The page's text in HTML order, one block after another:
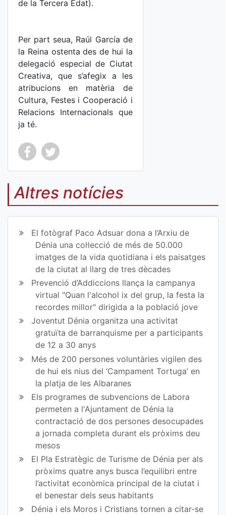
de la Tercera Edat).
Per part seua, Raúl García de
la Reina ostenta des de hui la
delegació especial de Ciutat
Creativa, que s’afegix a les
atribucions en matèria de
Cultura, Festes i Cooperació i
Relacions Internacionals que
ja té.
Co
mp
art
ir
en
Fa
ce
bo
ok
Co
mp
art
ir
en
Tw
itt
er
Altres notícies
El fotògraf Paco Adsuar dona a l’Arxiu de
Dénia una col·lecció de més de 50.000
imatges de la vida quotidiana i els paisatges
de la ciutat al llarg de tres dècades
Prevenció d’Addiccions llança la campanya
virtual "Quan l'alcohol ix del grup, la festa la
recordes millor" dirigida a la població jove
Joventut Dénia organitza una activitat
gratuïta de barranquisme per a participants
de 12 a 30 anys
Més de 200 persones voluntàries vigilen des
de hui els nius del ‘Campament Tortuga’ en
la platja de les Albaranes
Els programes de subvencions de Labora
permeten a l'Ajuntament de Dénia la
contractació de dos persones desocupades
a jornada completa durant els pròxims deu
mesos
El Pla Estratègic de Turisme de Dénia per als
pròxims quatre anys busca l’equilibri entre
l’activitat econòmica principal de la ciutat i
el benestar dels seus habitants
Dénia i els Moros i Cristians tornen a citar-se